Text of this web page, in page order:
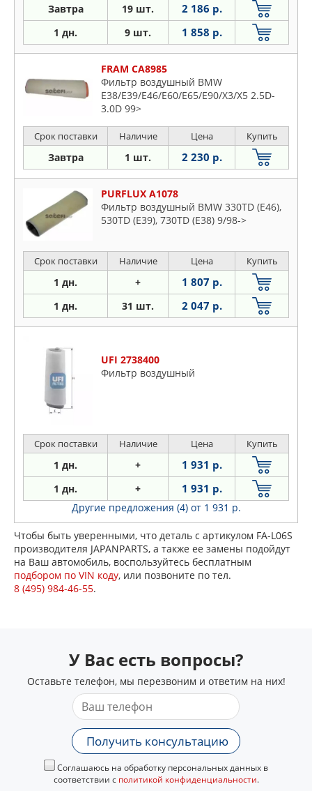
Завтра 19 шт. 2 186 р.
1 дн. 9 шт. 1 858 р.
FRAM CA8985
Фильтр воздушный BMW
E38/E39/E46/E60/E65/E90/X3/X5 2.5D-
3.0D 99>
Срок поставки Наличие Цена Купить
Завтра 1 шт. 2 230 р.
PURFLUX A1078
Фильтр воздушный BMW 330TD (E46),
530TD (E39), 730TD (E38) 9/98->
Срок поставки Наличие Цена Купить
1 дн. + 1 807 р.
1 дн. 31 шт. 2 047 р.
UFI 2738400
Фильтр воздушный
Срок поставки Наличие Цена Купить
1 дн. + 1 931 р.
1 дн. + 1 931 р.
Другие предложения (4) от 1 931 р.
Чтобы быть уверенными, что деталь с артикулом FA-L06S
производителя JAPANPARTS, а также ее замены подойдут
на Ваш автомобиль, воспользуйтесь бесплатным
подбором по VIN коду, или позвоните по тел.
8 (495) 984-46-55.
У Вас есть вопросы?
Оставьте телефон, мы перезвоним и ответим на них!
Получить консультацию
Соглашаюсь на обработку персональных данных в
соответствии с политикой конфиденциальности.